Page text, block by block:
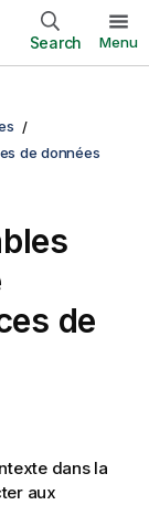
Search Menu
de données
de
dans la
aux